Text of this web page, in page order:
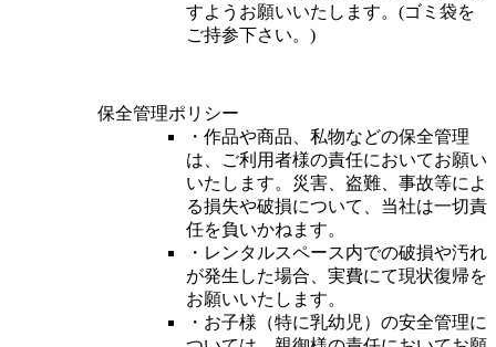
すようお願いいたします。(ゴミ袋を
ご持参下さい。)
保全管理ポリシー
・作品や商品、私物などの保全管理
は、ご利用者様の責任においてお願い
いたします。災害、盗難、事故等によ
る損失や破損について、当社は一切責
任を負いかねます。
・レンタルスペース内での破損や汚れ
が発生した場合、実費にて現状復帰を
お願いいたします。
・お子様（特に乳幼児）の安全管理に